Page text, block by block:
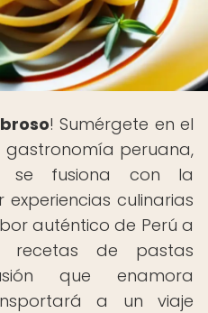
! Sumérgete en el
gastronomía peruana,
se fusiona con la
culinarias
auténtico de Perú a
recetas de pastas
que enamora
a un viaje